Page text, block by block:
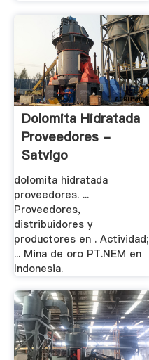
Dolomita Hidratada
Proveedores -
Satvigo
dolomita hidratada
proveedores. ...
Proveedores,
distribuidores y
productores en . Actividad;
... Mina de oro PT.NEM en
Indonesia.